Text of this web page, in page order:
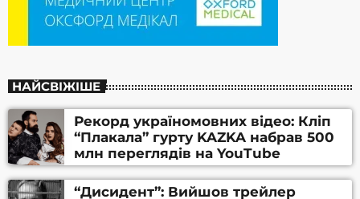
НАЙСВІЖІШЕ
Рекорд україномовних відео: Кліп
“Плакала” гурту KAZKA набрав 500
млн переглядів на YouTube
“Дисидент”: Вийшов трейлер